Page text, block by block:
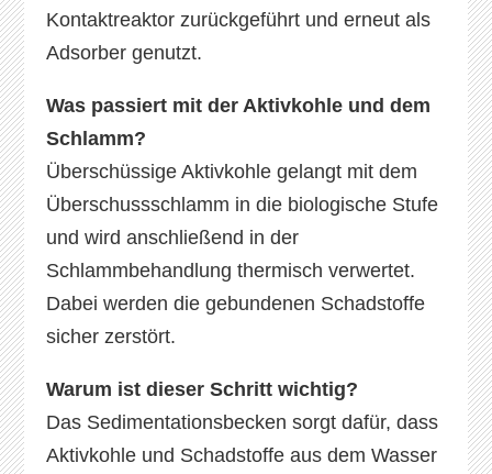
Kontaktreaktor zurückgeführt und erneut als
Adsorber genutzt.
Was passiert mit der Aktivkohle und dem
Schlamm?
Überschüssige Aktivkohle gelangt mit dem
Überschussschlamm in die biologische Stufe
und wird anschließend in der
Schlammbehandlung thermisch verwertet.
Dabei werden die gebundenen Schadstoffe
sicher zerstört.
Warum ist dieser Schritt wichtig?
Das Sedimentationsbecken sorgt dafür, dass
Aktivkohle und Schadstoffe aus dem Wasser